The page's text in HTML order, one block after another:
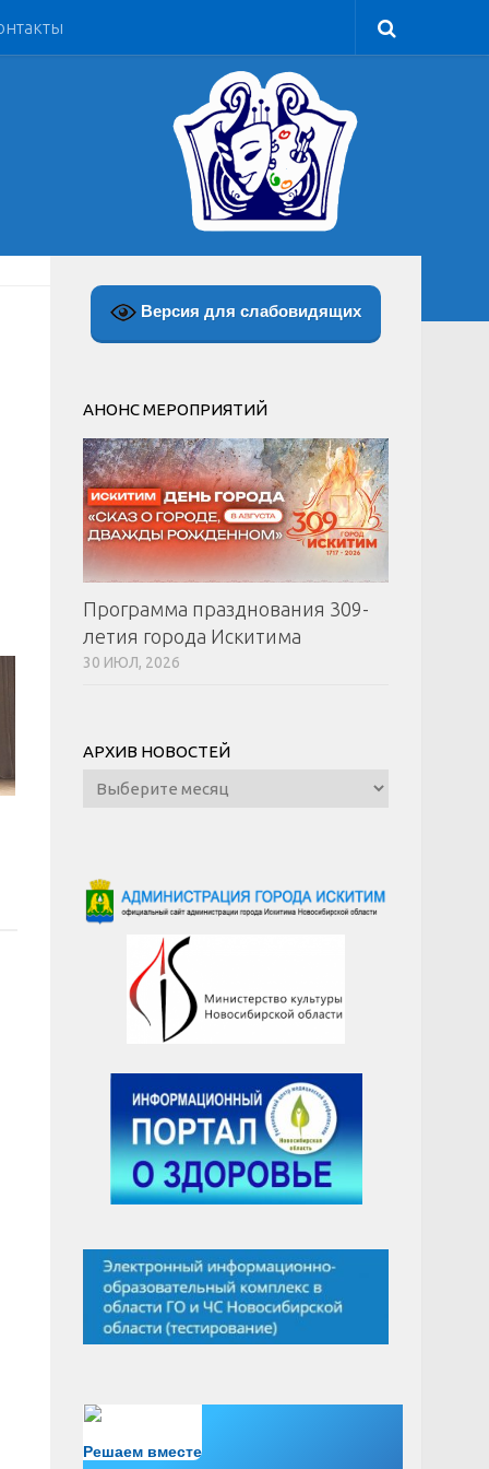
Версия для слабовидящих
АНОНС МЕРОПРИЯТИЙ
Программа празднования 309-
летия города Искитима
30 ИЮЛ, 2026
АРХИВ НОВОСТЕЙ
Архив
новостей
Решаем вместе